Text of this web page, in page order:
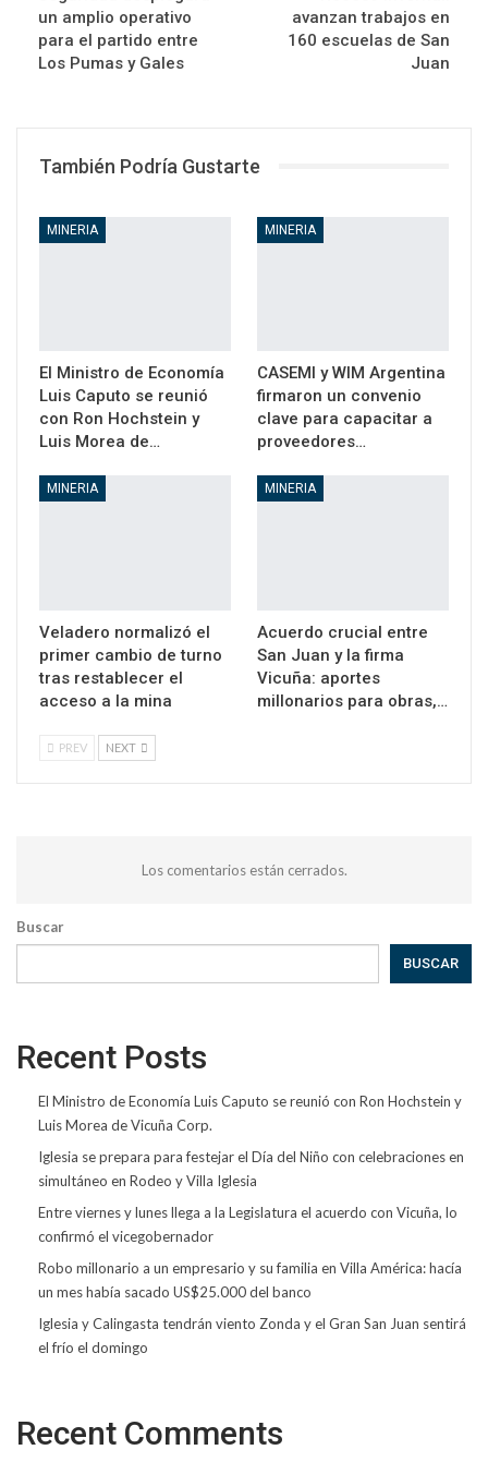
un amplio operativo
para el partido entre
Los Pumas y Gales
avanzan trabajos en
160 escuelas de San
Juan
También Podría Gustarte
MINERIA
El Ministro de Economía
Luis Caputo se reunió
con Ron Hochstein y
Luis Morea de…
MINERIA
CASEMI y WIM Argentina
firmaron un convenio
clave para capacitar a
proveedores…
MINERIA
Veladero normalizó el
primer cambio de turno
tras restablecer el
acceso a la mina
MINERIA
Acuerdo crucial entre
San Juan y la firma
Vicuña: aportes
millonarios para obras,…
PREV NEXT
Los comentarios están cerrados.
Buscar
BUSCAR
Recent Posts
El Ministro de Economía Luis Caputo se reunió con Ron Hochstein y
Luis Morea de Vicuña Corp.
Iglesia se prepara para festejar el Día del Niño con celebraciones en
simultáneo en Rodeo y Villa Iglesia
Entre viernes y lunes llega a la Legislatura el acuerdo con Vicuña, lo
confirmó el vicegobernador
Robo millonario a un empresario y su familia en Villa América: hacía
un mes había sacado US$25.000 del banco
Iglesia y Calingasta tendrán viento Zonda y el Gran San Juan sentirá
el frío el domingo
Recent Comments